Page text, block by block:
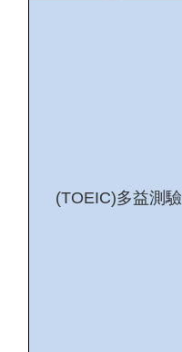
(TOEIC)多益測驗